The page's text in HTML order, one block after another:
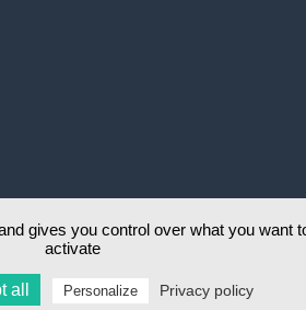
(35).
site
Contact
gives you control over what you want
activate
all Personalize Privacy policy